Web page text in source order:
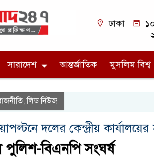
ঢাকা
সারাদেশ আন্তর্জাতিক মুসলিম বিশ্ব
,লিড নিউজ
দলের কেন্দ্রীয়
বিএনপি সংঘর্ষ